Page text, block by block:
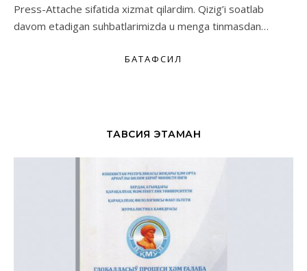
Press-Attache sifatida xizmat qilardim. Qizig’i soatlab
davom etadigan suhbatlarimizda u menga tinmasdan…
БАТАФСИЛ
ТАВСИЯ ЭТАМАН